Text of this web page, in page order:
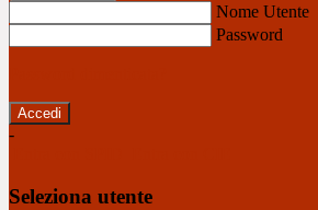
Nome Utente
Password
-
Seleziona utente